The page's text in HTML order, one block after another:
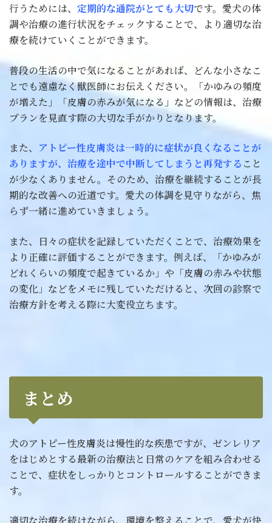
行うためには、 定期的な通院がとても大切です。愛犬の体
調や治療の進行状況をチェックすることで、より適切な治
療を続けていくことができます。
普段の生活の中で気になることがあれば、どんな小さなこ
とでも遠慮なく獣医師にお伝えください。「かゆみの頻度
が増えた」「皮膚の赤みが気になる」などの情報は、治療
プランを見直す際の大切な手がかりとなります。
また、 アトピー性皮膚炎は一時的に症状が良くなることが
ありますが、治療を途中で中断してしまうと再発する こと
が少なくありません。そのため、治療を継続することが長
期的な改善への近道です。愛犬の体調を見守りながら、焦
らず一緒に進めていきましょう。
また、日々の症状を記録していただくことで、治療効果を
より正確に評価することができます。例えば、「かゆみが
どれくらいの頻度で起きているか」や「皮膚の赤みや状態
の変化」などをメモに残していただけると、次回の診察で
治療方針を考える際に大変役立ちます。
まとめ
犬のアトピー性皮膚炎は慢性的な疾患ですが、ゼンレリア
をはじめとする最新の治療法と日常のケアを組み合わせる
ことで、症状をしっかりとコントロールすることができま
す。